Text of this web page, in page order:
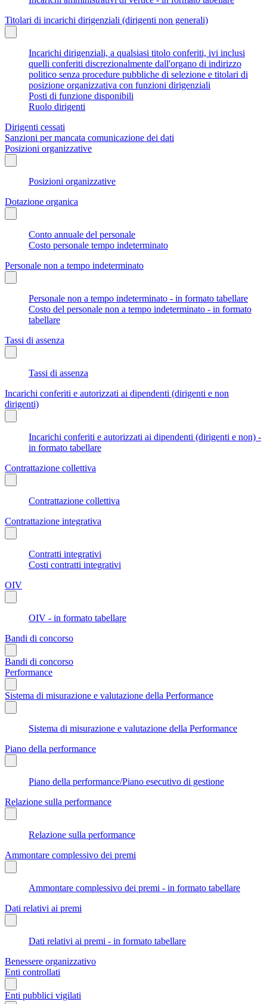
Titolari di incarichi dirigenziali (dirigenti non generali)
Incarichi dirigenziali, a qualsiasi titolo conferiti, ivi inclusi
quelli conferiti discrezionalmente dall'organo di indirizzo
politico senza procedure pubbliche di selezione e titolari di
posizione organizzativa con funzioni dirigenziali
Posti di funzione disponibili
Ruolo dirigenti
Dirigenti cessati
Sanzioni per mancata comunicazione dei dati
Posizioni organizzative
Posizioni organizzative
Dotazione organica
Conto annuale del personale
Costo personale tempo indeterminato
Personale non a tempo indeterminato
Personale non a tempo indeterminato - in formato tabellare
Costo del personale non a tempo indeterminato - in formato
tabellare
Tassi di assenza
Tassi di assenza
Incarichi conferiti e autorizzati ai dipendenti (dirigenti e non
dirigenti)
Incarichi conferiti e autorizzati ai dipendenti (dirigenti e non) -
in formato tabellare
Contrattazione collettiva
Contrattazione collettiva
Contrattazione integrativa
Contratti integrativi
Costi contratti integrativi
OIV
OIV - in formato tabellare
Bandi di concorso
Bandi di concorso
Performance
Sistema di misurazione e valutazione della Performance
Sistema di misurazione e valutazione della Performance
Piano della performance
Piano della performance/Piano esecutivo di gestione
Relazione sulla performance
Relazione sulla performance
Ammontare complessivo dei premi
Ammontare complessivo dei premi - in formato tabellare
Dati relativi ai premi
Dati relativi ai premi - in formato tabellare
Benessere organizzativo
Enti controllati
Enti pubblici vigilati